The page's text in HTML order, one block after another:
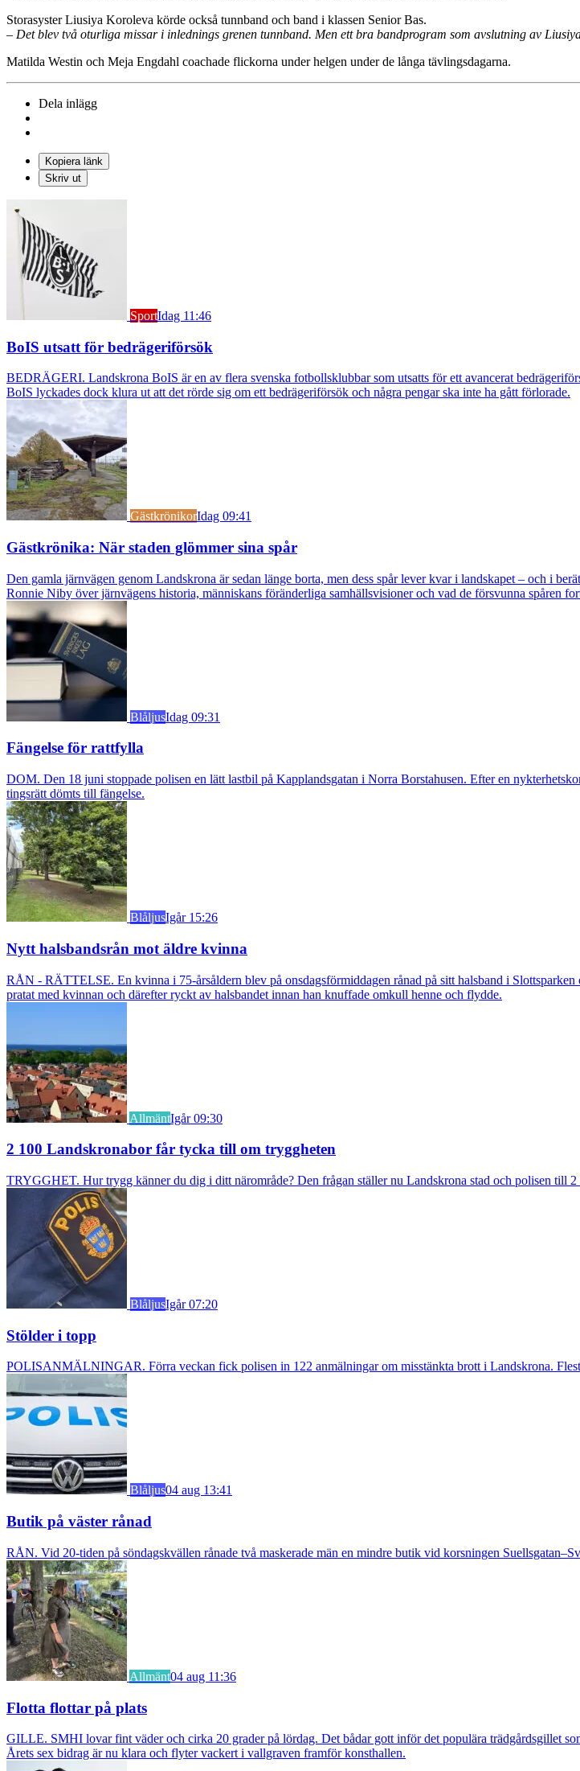
Storasyster Liusiya Koroleva körde också tunnband och band i klassen Senior Bas.
– Det blev två oturliga missar i inlednings grenen tunnband. Men ett bra bandprogram som avslutning av
Matilda Westin och Meja Engdahl coachade flickorna under helgen under de långa tävlingsdagarna.
Dela inlägg
Kopiera länk
Skriv ut
SportIdag 11:46
BoIS utsatt för bedrägeriförsök
BEDRÄGERI. Landskrona BoIS är en av flera svenska fotbollsklubbar som utsatts för ett avancerat
BoIS lyckades dock klura ut att det rörde sig om ett bedrägeriförsök och några pengar ska inte ha gått förlorade.
GästkrönikorIdag 09:41
Gästkrönika: När staden glömmer sina spår
Den gamla järnvägen genom Landskrona är sedan länge borta, men dess spår lever kvar i landskapet – och i
Ronnie Niby över järnvägens historia, människans föränderliga samhällsvisioner och vad de försvunna spåren
BlåljusIdag 09:31
Fängelse för rattfylla
DOM. Den 18 juni stoppade polisen en lätt lastbil på Kapplandsgatan i Norra Borstahusen. Efter en
tingsrätt dömts till fängelse.
BlåljusIgår 15:26
Nytt halsbandsrån mot äldre kvinna
RÅN - RÄTTELSE. En kvinna i 75-årsåldern blev på onsdagsförmiddagen rånad på sitt halsband i
pratat med kvinnan och därefter ryckt av halsbandet innan han knuffade omkull henne och flydde.
AllmäntIgår 09:30
2 100 Landskronabor får tycka till om tryggheten
TRYGGHET. Hur trygg känner du dig i ditt närområde? Den frågan ställer nu Landskrona stad och polisen till
BlåljusIgår 07:20
Stölder i topp
POLISANMÄLNINGAR. Förra veckan fick polisen in 122 anmälningar om misstänkta brott i Landskrona.
Blåljus04 aug 13:41
Butik på väster rånad
RÅN. Vid 20-tiden på söndagskvällen rånade två maskerade män en mindre butik vid korsningen
Allmänt04 aug 11:36
Flotta flottar på plats
GILLE. SMHI lovar fint väder och cirka 20 grader på lördag. Det bådar gott inför det populära trädgårdsgillet
Årets sex bidrag är nu klara och flyter vackert i vallgraven framför konsthallen.